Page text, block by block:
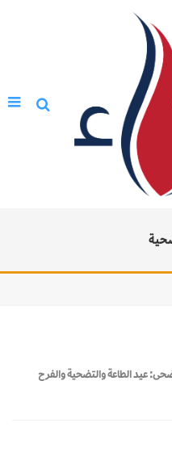
عيد الطاعة والتضحية والفرح